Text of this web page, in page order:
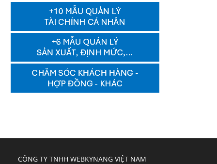
CÔNG TY TNHH WEBKYNANG VIỆT NAM